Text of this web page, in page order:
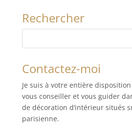
Rechercher
Contactez-moi
Je suis à votre entière
vous conseiller et vous guider
de décoration d’intérieur situés
parisienne.